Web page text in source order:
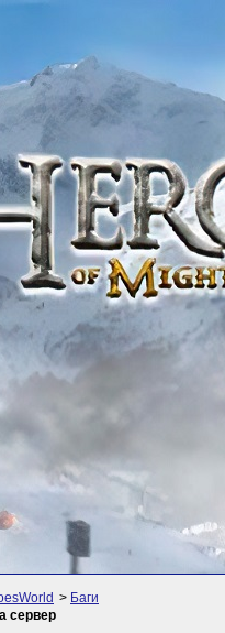
> Баги
сервер